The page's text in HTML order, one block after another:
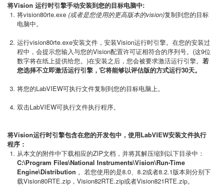
将Vision 运行时引擎手动安装到您的目标电脑中:
将vision80rte.exe (或者是您使用的更高版本的vision)复制到您的目标
电脑中。
运行vision80rte.exe安装文件，安装Vision运行时引擎。在您的安装过
程中，会提示您输入与您的Vision配置许可证相符合的序列号。(这9位
数字将在纸上提供给您。)在安装之后，您会被要求激活运行引擎。 若
您选择不立即激活运行引擎，它将能够以评估版的方式运行30天。
将您的LabVIEW可执行文件复制到您的目标电脑上。
双击LabVIEW可执行文件执行程序。
将Vision运行时引擎包含在您的开发包中，使用LabVIEW安装文件执行
程序：
从本文的附件中下载相应的ZIP文档，并将其解压缩到以下目录中：
C:\Program Files\National Instruments\Vision\Run-Time
Engine\Distribution 。若您使用的是8.0、8.2或者8.2.1版本则分别下
载Vision80RTE.zip，Vision82RTE.zip或者Vision821RTE.zip。